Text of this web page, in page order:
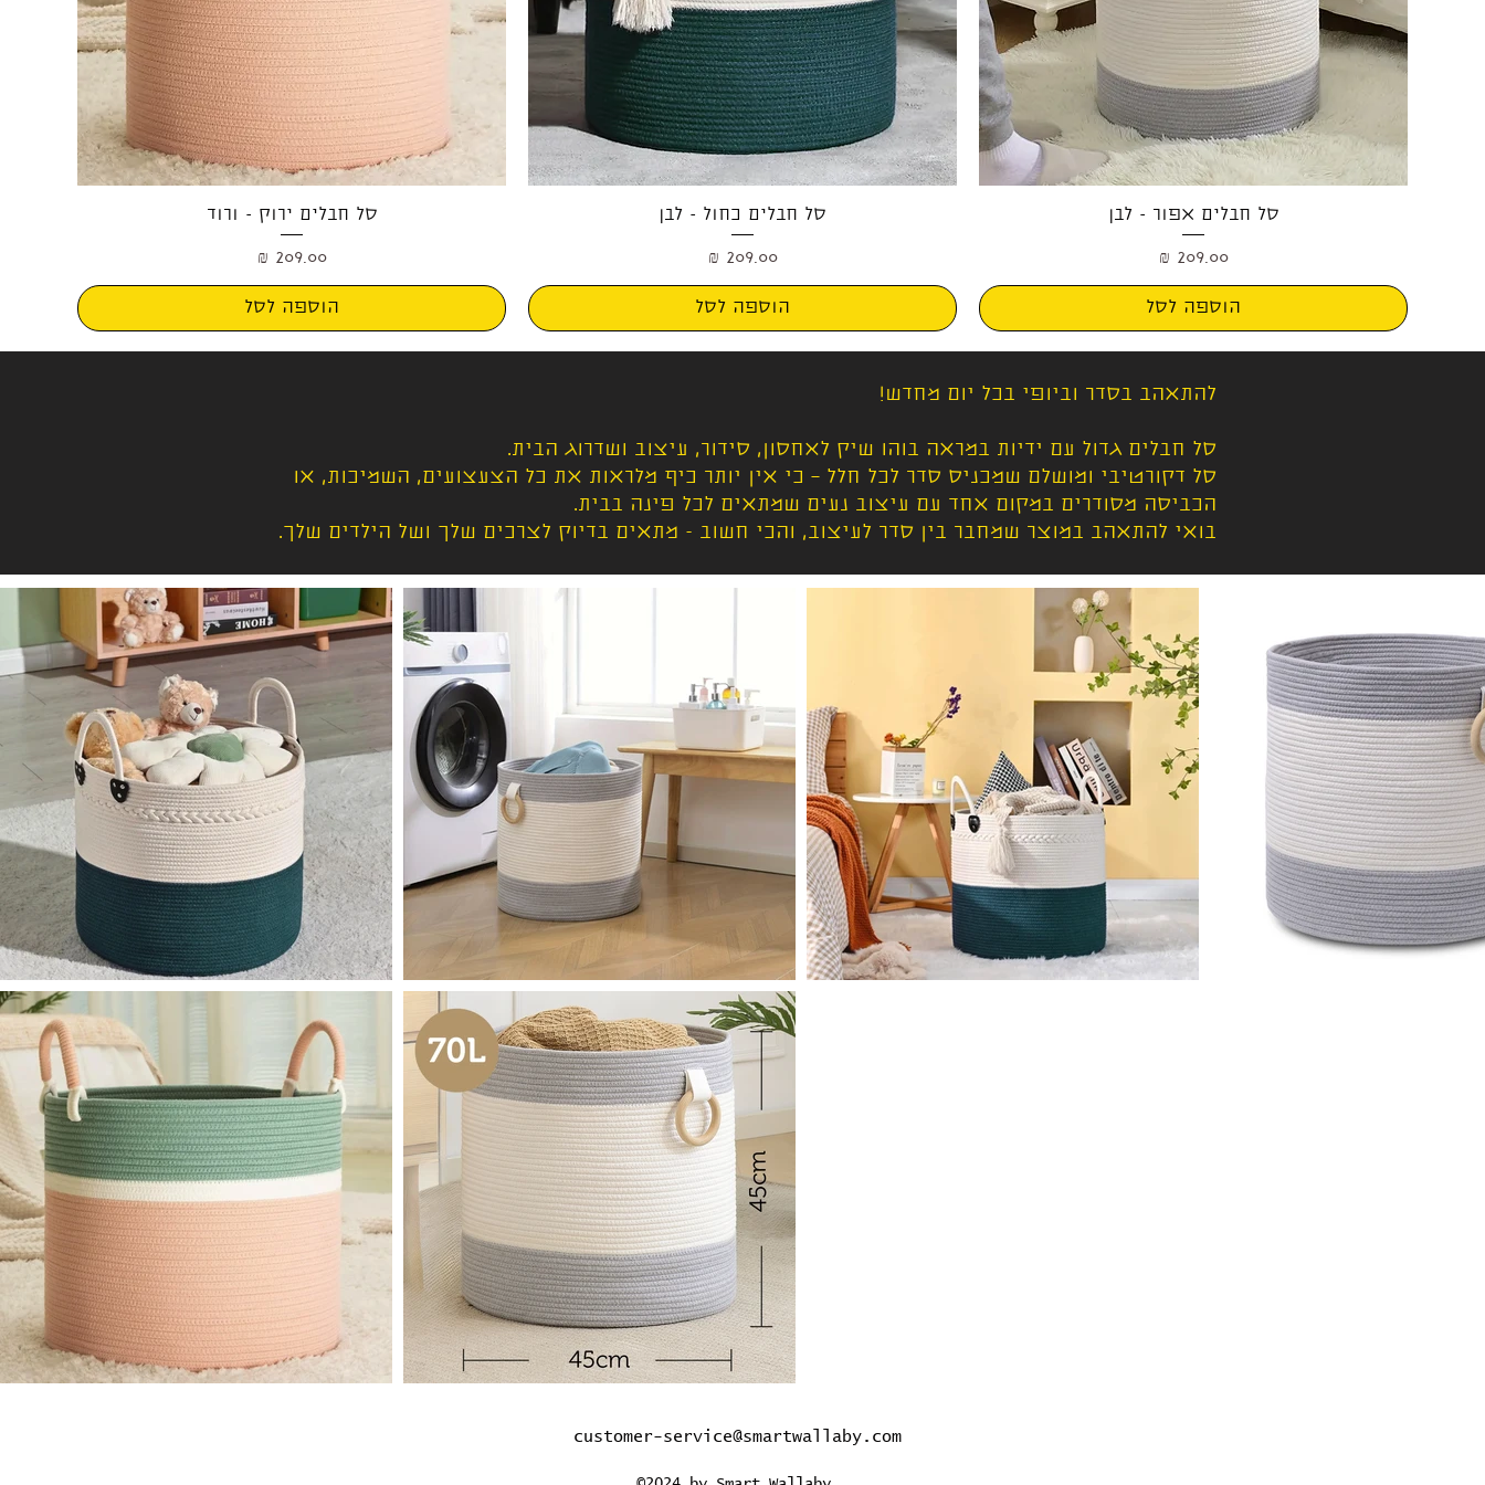
תצוגה מהירה
סל חבלים אפור - לבן
מחיר‏209.00 ‏₪
הוספה לסל
תצוגה מהירה
סל חבלים כחול - לבן
מחיר‏209.00 ‏₪
הוספה לסל
תצוגה מהירה
סל חבלים ירוק - ורוד
מחיר‏209.00 ‏₪
הוספה לסל
להתאהב בסדר וביופי בכל יום מחדש!
סל חבלים גדול עם ידיות במראה בוהו שיק לאחסון, סידור, עיצוב ושדרוג הבית.
סל דקורטיבי ומושלם שמכניס סדר לכל חלל – כי אין יותר כיף מלראות את כל הצעצועים, השמיכות, או
הכביסה מסודרים במקום אחד עם עיצוב נעים שמתאים לכל פינה בבית.
בואי להתאהב במוצר שמחבר בין סדר לעיצוב, והכי חשוב - מתאים בדיוק לצרכים שלך ושל הילדים שלך.
customer-service@smartwallaby.com